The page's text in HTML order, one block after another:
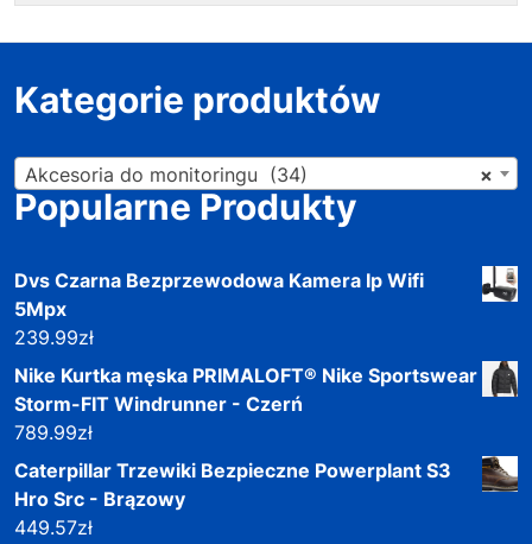
Kategorie produktów
×
Akcesoria do monitoringu (34)
Popularne Produkty
Dvs Czarna Bezprzewodowa Kamera Ip Wifi
5Mpx
239.99zł
Nike Kurtka męska PRIMALOFT® Nike Sportswear
Storm-FIT Windrunner - Czerń
789.99zł
Caterpillar Trzewiki Bezpieczne Powerplant S3
Hro Src - Brązowy
449.57zł